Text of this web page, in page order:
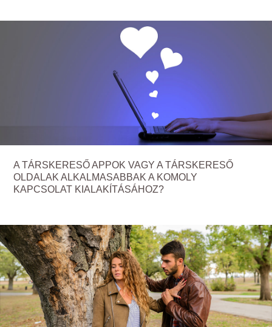
A TÁRSKERESŐ APPOK VAGY A TÁRSKERESŐ
OLDALAK ALKALMASABBAK A KOMOLY
KAPCSOLAT KIALAKÍTÁSÁHOZ?